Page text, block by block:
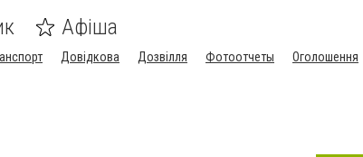
Афіша
Довідкова Дозвілля Фотоотчеты
Оголошення